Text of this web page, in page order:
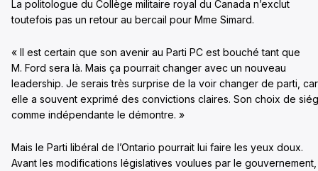
La politologue du Collège militaire royal du Canada n’exclut
toutefois pas un retour au bercail pour Mme Simard.
« Il est certain que son avenir au Parti PC est bouché tant que
M. Ford sera là. Mais ça pourrait changer avec un nouveau
leadership. Je serais très surprise de la voir changer de parti, car
elle a souvent exprimé des convictions claires. Son choix de
comme indépendante le démontre. »
Mais le Parti libéral de l’Ontario pourrait lui faire les yeux doux.
Avant les modifications législatives voulues par le gouvernement,